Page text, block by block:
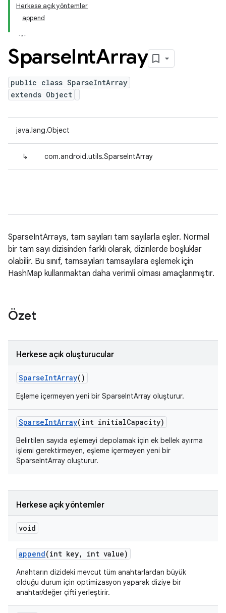
Herkese açık yöntemler
append
SparseIntArray
public class SparseIntArray
extends Object
java.lang.Object
↳ com.android.utils.SparseIntArray
SparseIntArrays, tam sayıları tam sayılarla eşler. Normal
bir tam sayı dizisinden farklı olarak, dizinlerde boşluklar
olabilir. Bu sınıf, tamsayıları tamsayılara eşlemek için
HashMap kullanmaktan daha verimli olması amaçlanmıştır.
Özet
Herkese açık oluşturucular
SparseIntArray()
Eşleme içermeyen yeni bir SparseIntArray oluşturur.
SparseIntArray(int initialCapacity)
Belirtilen sayıda eşlemeyi depolamak için ek bellek ayırma
işlemi gerektirmeyen, eşleme içermeyen yeni bir
SparseIntArray oluşturur.
Herkese açık yöntemler
void
append(int key, int value)
Anahtarın dizideki mevcut tüm anahtarlardan büyük
olduğu durum için optimizasyon yaparak diziye bir
anahtar/değer çifti yerleştirir.